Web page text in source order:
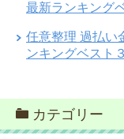
最新ランキング
任意整理 過払い
ンキングベスト
カテゴリー